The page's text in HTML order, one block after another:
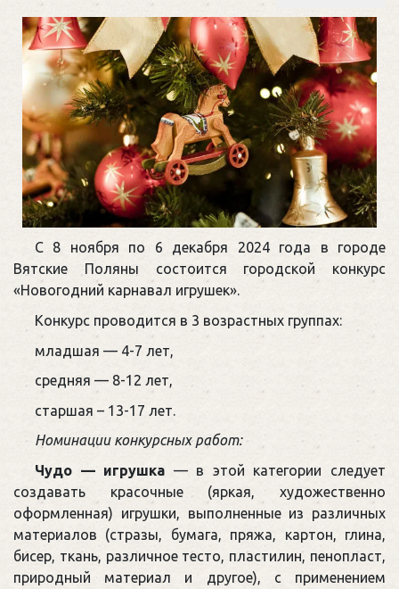
С 8 ноября по 6 декабря 2024 года в городе
Вятские Поляны состоится городской конкурс
«Новогодний карнавал игрушек».
Конкурс проводится в 3 возрастных группах:
младшая — 4-7 лет,
средняя — 8-12 лет,
старшая – 13-17 лет.
Номинации конкурсных работ:
Чудо — игрушка — в этой категории следует
создавать красочные (яркая, художественно
оформленная) игрушки, выполненные из различных
материалов (стразы, бумага, пряжа, картон, глина,
бисер, ткань, различное тесто, пластилин, пенопласт,
природный материал и другое), с применением